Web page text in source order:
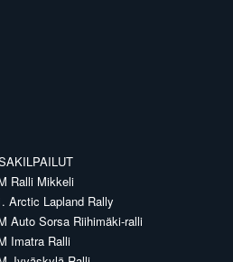
Ralli Mikkeli
Arctic Lapland Rally
Auto Sorsa Riihimäki-ralli
Imatra Ralli